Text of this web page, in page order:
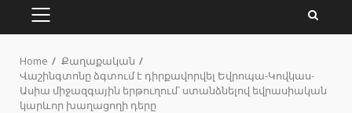
PRIMARY
Home
Քաղաքական
Վաշինգտոնը ձգտում է դիրքավորվել Եվրոպա-Կովկաս-
Ասիա միջազգային երթուղում՝ ստանձնելով եվրասիական
կարևոր խաղացողի դերը